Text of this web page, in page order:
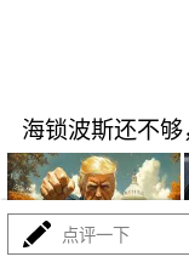
海锁波斯还不
点评一下